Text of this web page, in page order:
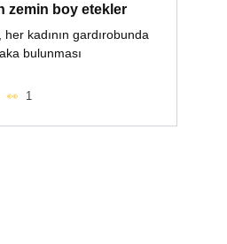
zemin boy etekler
kadının gardırobunda
bulunması
1